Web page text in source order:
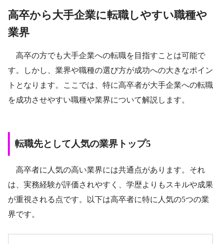
高卒から大手企業に転職しやすい職種や
業界
高卒の方でも大手企業への転職を目指すことは可能で
す。しかし、業界や職種の選び方が成功への大きなポイン
トとなります。ここでは、特に高卒者が大手企業への転職
を成功させやすい職種や業界について解説します。
転職先として人気の業界トップ5
高卒者に人気の高い業界には共通点があります。それ
は、実務経験が評価されやすく、学歴よりもスキルや成果
が重視される点です。以下は高卒者に特に人気の5つの業
界です。